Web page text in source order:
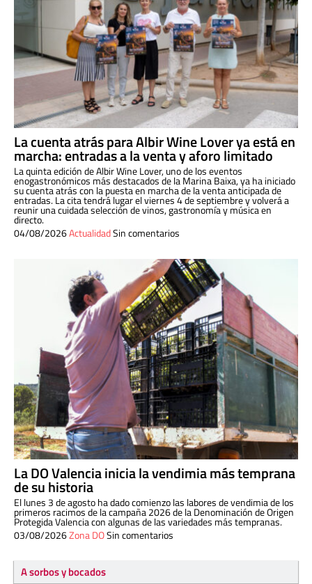
La cuenta atrás para Albir Wine Lover ya está en
marcha: entradas a la venta y aforo limitado
La quinta edición de Albir Wine Lover, uno de los eventos
enogastronómicos más destacados de la Marina Baixa, ya ha iniciado
su cuenta atrás con la puesta en marcha de la venta anticipada de
entradas. La cita tendrá lugar el viernes 4 de septiembre y volverá a
reunir una cuidada selección de vinos, gastronomía y música en
directo.
04/08/2026ActualidadSin comentarios
La DO Valencia inicia la vendimia más temprana
de su historia
El lunes 3 de agosto ha dado comienzo las labores de vendimia de los
primeros racimos de la campaña 2026 de la Denominación de Origen
Protegida Valencia con algunas de las variedades más tempranas.
03/08/2026Zona DOSin comentarios
A sorbos y bocados